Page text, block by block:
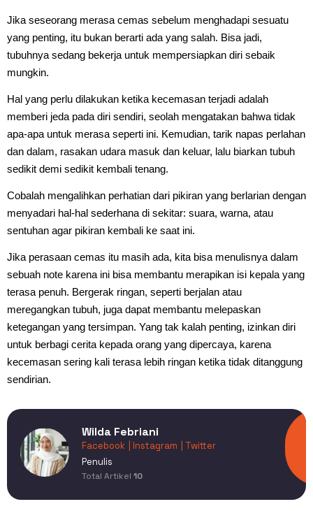
Jika seseorang merasa cemas sebelum menghadapi sesuatu
yang penting, itu bukan berarti ada yang salah. Bisa jadi,
tubuhnya sedang bekerja untuk mempersiapkan diri sebaik
mungkin.
Hal yang perlu dilakukan ketika kecemasan terjadi adalah
memberi jeda pada diri sendiri, seolah mengatakan bahwa tidak
apa-apa untuk merasa seperti ini. Kemudian, tarik napas perlahan
dan dalam, rasakan udara masuk dan keluar, lalu biarkan tubuh
sedikit demi sedikit kembali tenang.
Cobalah mengalihkan perhatian dari pikiran yang berlarian dengan
menyadari hal-hal sederhana di sekitar: suara, warna, atau
sentuhan agar pikiran kembali ke saat ini.
Jika perasaan cemas itu masih ada, kita bisa menulisnya dalam
sebuah note karena ini bisa membantu merapikan isi kepala yang
terasa penuh. Bergerak ringan, seperti berjalan atau
meregangkan tubuh, juga dapat membantu melepaskan
ketegangan yang tersimpan. Yang tak kalah penting, izinkan diri
untuk berbagi cerita kepada orang yang dipercaya, karena
kecemasan sering kali terasa lebih ringan ketika tidak ditanggung
sendirian.
Wilda Febriani
Facebook | Instagram
| Twitter
Penulis
Total Artikel 10